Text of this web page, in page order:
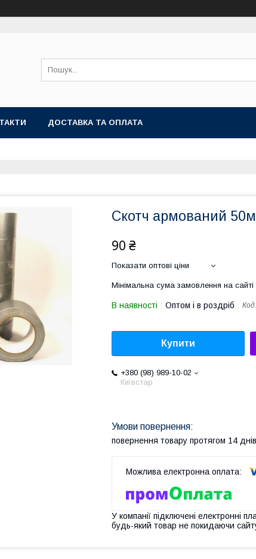
ДОСТАВКА ТА ОПЛАТА
Скотч армований
90 ₴
Показати оптові ціни
Мінімальна сума замовлення на
В наявності Оптом і в роздріб Код:
Купити
+380 (98) 989-10-02
Київстар
повернення товару протягом 14 днів
У компанії підключені електронні
будь-який товар не покидаючи